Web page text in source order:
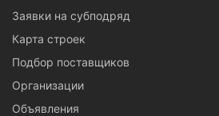
Заявки на субподряд
Карта строек
Подбор поставщиков
Организации
Объявления